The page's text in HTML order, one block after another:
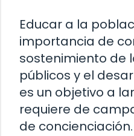
Educar a la
importancia de
sostenimiento de
públicos y el
es un objetivo a
requiere de
de concienciación.